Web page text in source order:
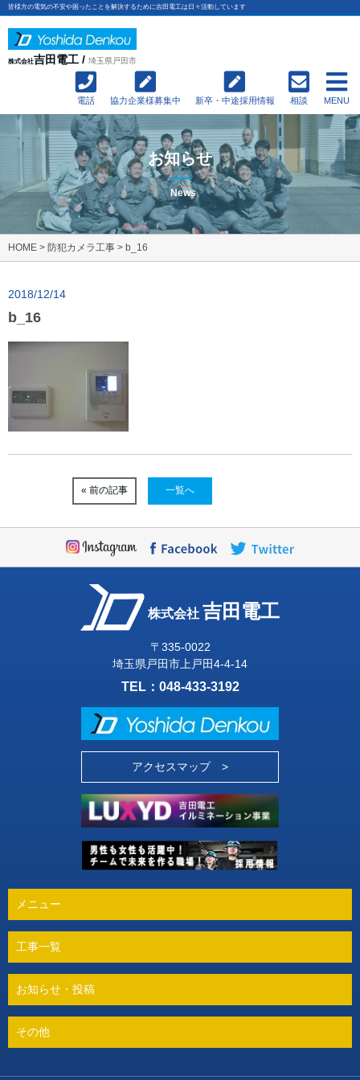
皆様方の電気の不安や困ったことを解決するために吉田電工は日々活動しています
株式会社吉田電工 / 埼玉県戸田市
電話 協力企業様募集中 新卒・中途採用情報 相談 MENU
お知らせ
News
HOME > 防犯カメラ工事 > b_16
2018/12/14
b_16
« 前の記事 一覧へ
株式会社 吉田電工
〒335-0022
埼玉県戸田市上戸田4-4-14
TEL： 048-433-3192
アクセスマップ >
メニュー
工事一覧
お知らせ・投稿
その他